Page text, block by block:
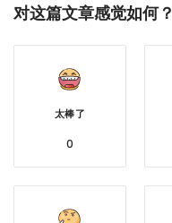
对这篇文章感觉如何？
太棒了
0